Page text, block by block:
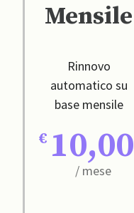
Mensile
Rinnovo
automatico su
base mensile
10,00
/ mese